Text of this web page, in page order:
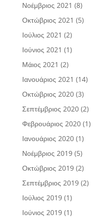
Νοέμβριος 2021 (8)
Οκτώβριος 2021 (5)
Ιούλιος 2021 (2)
Ιούνιος 2021 (1)
Μάιος 2021 (2)
Ιανουάριος 2021 (14)
Οκτώβριος 2020(3)
Σεπτέμβριος 2020(2)
Φεβρουάριος 2020(1)
Ιανουάριος 2020(1)
Νοέμβριος 2019(5)
Οκτώβριος 2019(2)
Σεπτέμβριος 2019(2)
Ιούλιος 2019(1)
Ιούνιος 2019(1)